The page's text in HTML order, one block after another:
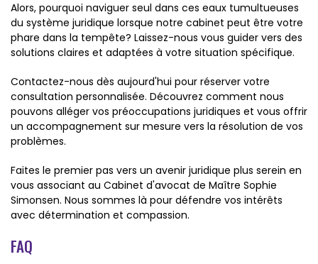
Alors, pourquoi naviguer seul dans ces eaux tumultueuses
du système juridique lorsque notre cabinet peut être votre
phare dans la tempête? Laissez-nous vous guider vers des
solutions claires et adaptées à votre situation spécifique.
Contactez-nous dès aujourd'hui pour réserver votre
consultation personnalisée. Découvrez comment nous
pouvons alléger vos préoccupations juridiques et vous offrir
un accompagnement sur mesure vers la résolution de vos
problèmes.
Faites le premier pas vers un avenir juridique plus serein en
vous associant au Cabinet d'avocat de Maître Sophie
Simonsen. Nous sommes là pour défendre vos intérêts
avec détermination et compassion.
FAQ